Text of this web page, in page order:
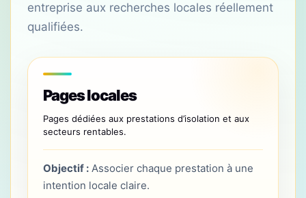
entreprise aux recherches locales réellement
qualifiées.
Pages locales
Pages dédiées aux prestations d’isolation et aux
secteurs rentables.
Objectif : Associer chaque prestation à une
intention locale claire.